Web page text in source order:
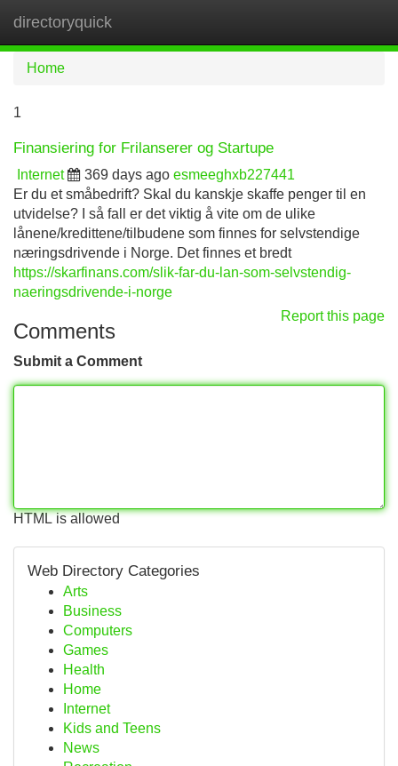
directoryquick
Home
1
Finansiering for Frilanserer og Startupe
Internet 369 days ago esmeeghxb227441
Er du et småbedrift? Skal du kanskje skaffe penger til en
utvidelse? I så fall er det viktig å vite om de ulike
lånene/kredittene/tilbudene som finnes for selvstendige
næringsdrivende i Norge. Det finnes et bredt
https://skarfinans.com/slik-far-du-lan-som-selvstendig-
naeringsdrivende-i-norge
Report this page
Comments
Submit a Comment
HTML is allowed
Web Directory Categories
Arts
Business
Computers
Games
Health
Home
Internet
Kids and Teens
News